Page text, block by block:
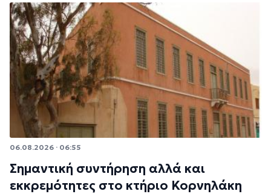
06.08.2026 · 06:55
Σημαντική συντήρηση αλλά και
εκκρεμότητες στο κτήριο Κορνηλάκη